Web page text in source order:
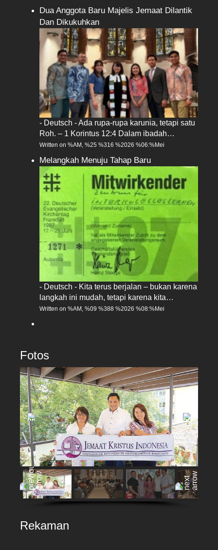
Dua Anggota Baru Majelis Jemaat Dilantik
Dan Dikukuhkan
- Deutsch - Ada rupa-rupa karunia, tetapi satu
Roh. – 1 Korintus 12:4 Dalam ibadah…
Written on %AM, %25 %316 %2026 %06:%Mei
Melangkah Menuju Tahap Baru
- Deutsch - Kita terus berjalan – bukan karena
langkah ini mudah, tetapi karena kita…
Written on %AM, %09 %388 %2026 %08:%Mei
Fotos
Rekaman